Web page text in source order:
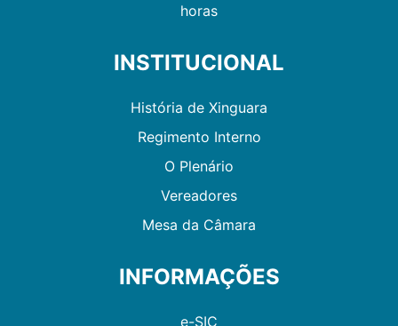
horas
INSTITUCIONAL
História de Xinguara
Regimento Interno
O Plenário
Vereadores
Mesa da Câmara
INFORMAÇÕES
e-SIC